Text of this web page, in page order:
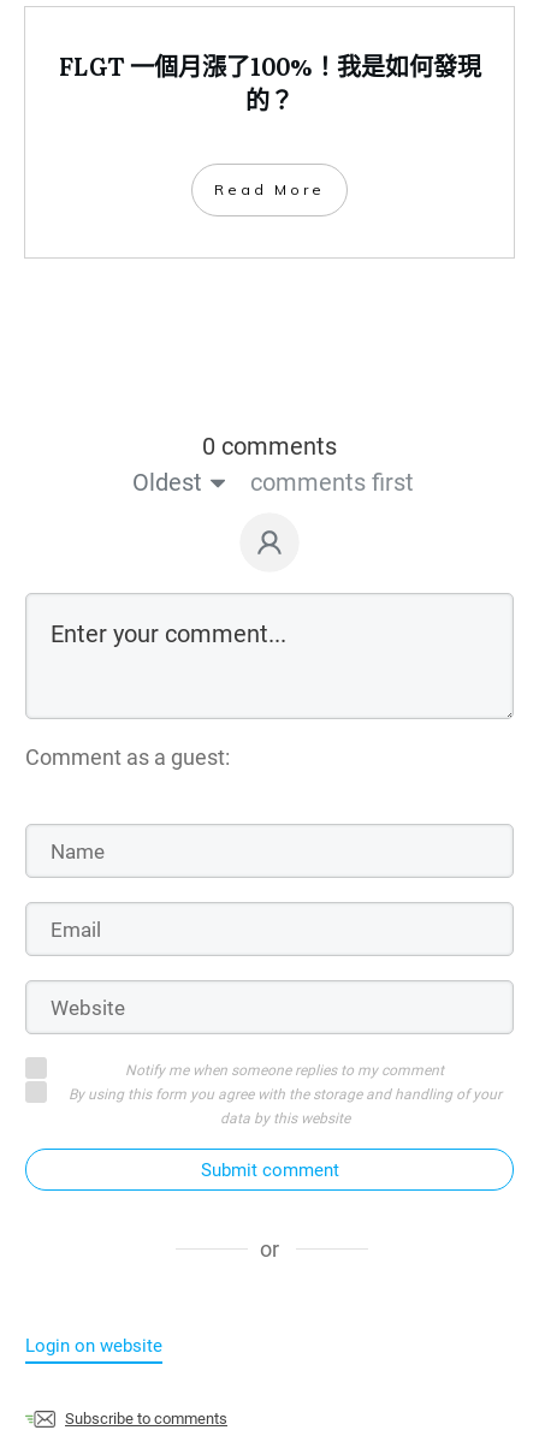
FLGT 一個月漲了100%！我是如何發現
的？
​Read More
0 comments
Oldest
comments first
Comment as a guest:
Notify me when someone replies to my comment
By using this form you agree with the storage and handling of your
data by this website
Submit comment
or
Login on website
Subscribe to comments